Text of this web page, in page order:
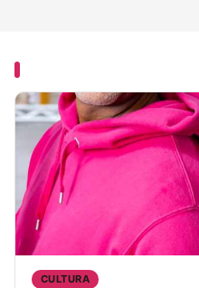
CULTURA